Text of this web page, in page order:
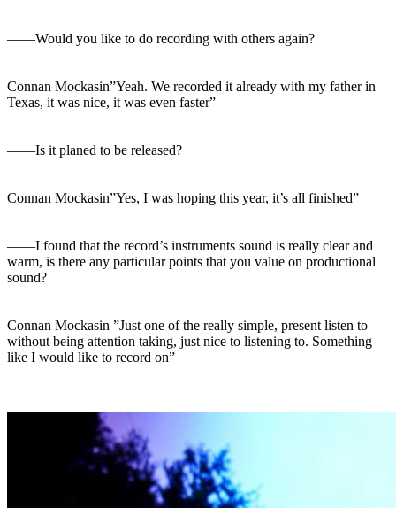
――Would you like to do recording with others again?
Connan Mockasin”Yeah. We recorded it already with my father in
Texas, it was nice, it was even faster”
――Is it planed to be released?
Connan Mockasin”Yes, I was hoping this year, it’s all finished”
――I found that the record’s instruments sound is really clear and
warm, is there any particular points that you value on productional
sound?
Connan Mockasin ”Just one of the really simple, present listen to
without being attention taking, just nice to listening to. Something
like I would like to record on”